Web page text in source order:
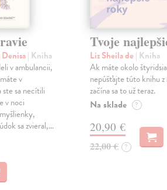
| Kniha
v ambulancii,
v
ste sa necítili
v noci
sa zvieral,…
Tvoje
Liz Sheila de | Kniha
Ak máte okolo
nepúšťajte túto knihu
začína sa to už teraz.
Na sklade ?
20,90 €
22,00 € ?